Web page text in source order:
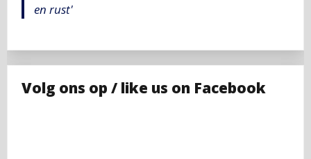
en rust'
Volg ons op / like us on Facebook